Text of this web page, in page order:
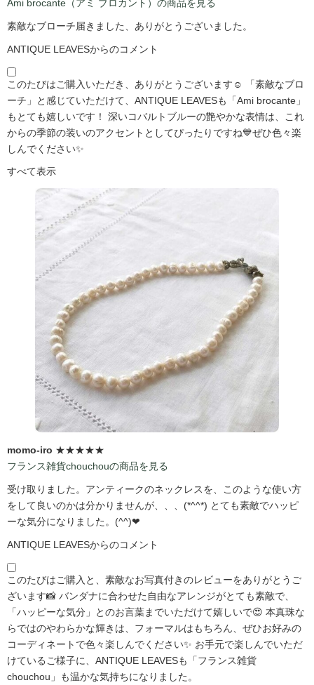
Ami brocante（アミ ブロカント）の商品を見る
素敵なブローチ届きました、ありがとうございました。
ANTIQUE LEAVESからのコメント
このたびはご購入いただき、ありがとうございます☺️ 「素敵なブロ
ーチ」と感じていただけて、ANTIQUE LEAVESも「Ami brocante」
もとても嬉しいです！ 深いコバルトブルーの艶やかな表情は、これ
からの季節の装いのアクセントとしてぴったりですね💙ぜひ色々楽
しんでください✨
すべて表示
momo-iro ★★★★★
フランス雑貨chouchouの商品を見る
受け取りました。アンティークのネックレスを、このような使い方
をして良いのかは分かりませんが、、、(*^^*) とても素敵でハッピ
ーな気分になりました。(^^)❤
ANTIQUE LEAVESからのコメント
このたびはご購入と、素敵なお写真付きのレビューをありがとうご
ざいます📸 バンダナに合わせた自由なアレンジがとても素敵で、
「ハッピーな気分」とのお言葉までいただけて嬉しいで😍 本真珠な
らではのやわらかな輝きは、フォーマルはもちろん、ぜひお好みの
コーディネートで色々楽しんでください✨ お手元で楽しんでいただ
けているご様子に、ANTIQUE LEAVESも「フランス雑貨
chouchou」も温かな気持ちになりました。